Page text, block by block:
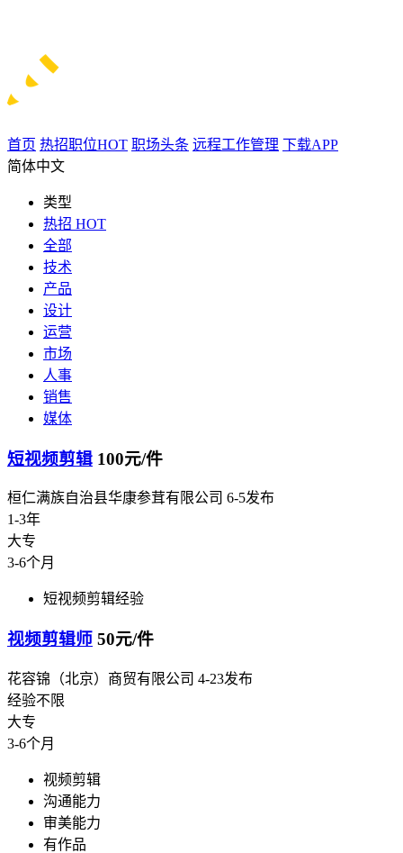
首页 热招职位HOT 职场头条 远程工作管理 下载APP
简体中文
类型
热招 HOT
全部
技术
产品
设计
运营
市场
人事
销售
媒体
短视频剪辑 100元/件
桓仁满族自治县华康参茸有限公司 6-5发布
1-3年
大专
3-6个月
短视频剪辑经验
视频剪辑师 50元/件
花容锦（北京）商贸有限公司 4-23发布
经验不限
大专
3-6个月
视频剪辑
沟通能力
审美能力
有作品